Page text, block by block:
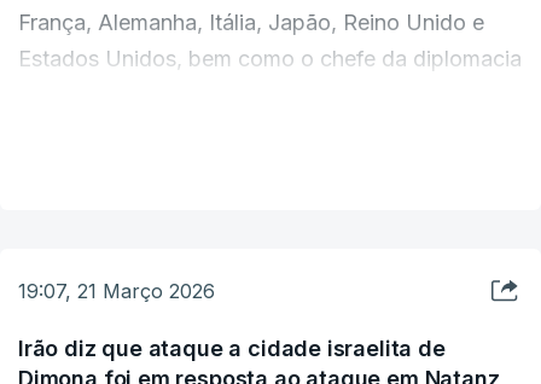
França, Alemanha, Itália, Japão, Reino Unido e
Estados Unidos, bem como o chefe da diplomacia
“injustificáveis”.
19:07, 21 Março 2026
Irão diz que ataque a cidade israelita de
Dimona foi em resposta ao ataque em Natanz